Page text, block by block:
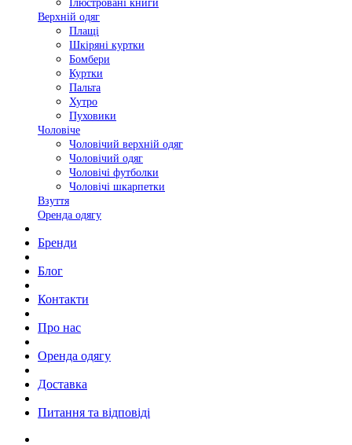
Ілюстровані книги
Верхній одяг
Плащі
Шкіряні куртки
Бомбери
Куртки
Пальта
Хутро
Пуховики
Чоловіче
Чоловічий верхній одяг
Чоловічий одяг
Чоловічі футболки
Чоловічі шкарпетки
Взуття
Оренда одягу
Бренди
Блог
Контакти
Про нас
Оренда одягу
Доставка
Питання та відповіді